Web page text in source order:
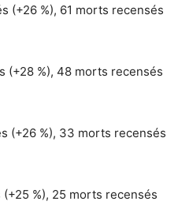
(+26 %), 61 morts recensés
(+28 %), 48 morts recensés
(+26 %), 33 morts recensés
(+25 %), 25 morts recensés